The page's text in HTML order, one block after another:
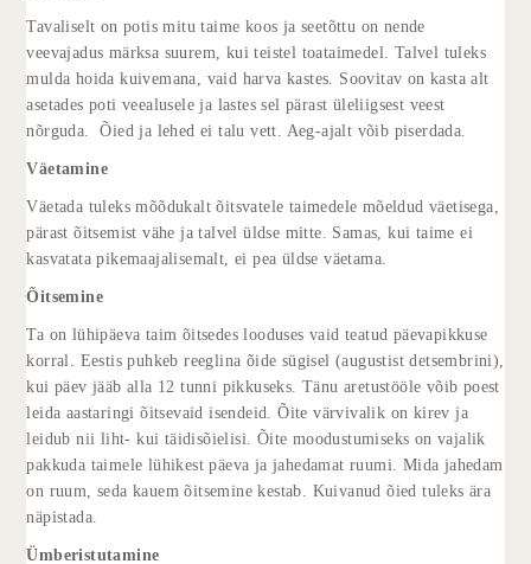
Tavaliselt on potis mitu taime koos ja seetõttu on nende
veevajadus märksa suurem, kui teistel toataimedel. Talvel tuleks
mulda hoida kuivemana, vaid harva kastes. Soovitav on kasta alt
asetades poti veealusele ja lastes sel pärast üleliigsest veest
nõrguda. Õied ja lehed ei talu vett. Aeg-ajalt võib piserdada.
Väetamine
Väetada tuleks mõõdukalt õitsvatele taimedele mõeldud väetisega,
pärast õitsemist vähe ja talvel üldse mitte. Samas, kui taime ei
kasvatata pikemaajalisemalt, ei pea üldse väetama.
Õitsemine
Ta on lühipäeva taim õitsedes looduses vaid teatud päevapikkuse
korral. Eestis puhkeb reeglina õide sügisel (augustist detsembrini),
kui päev jääb alla 12 tunni pikkuseks. Tänu aretustööle võib poest
leida aastaringi õitsevaid isendeid. Õite värvivalik on kirev ja
leidub nii liht- kui täidisõielisi. Õite moodustumiseks on vajalik
pakkuda taimele lühikest päeva ja jahedamat ruumi. Mida jahedam
on ruum, seda kauem õitsemine kestab. Kuivanud õied tuleks ära
näpistada.
Ümberistutamine